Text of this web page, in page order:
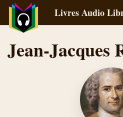
Livres Audio
Jean-Jacques